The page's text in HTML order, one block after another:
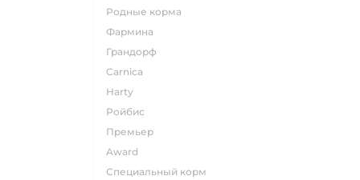
родные корма
фармина
грандорф
carnica
harty
ройбис
премьер
award
специальный корм